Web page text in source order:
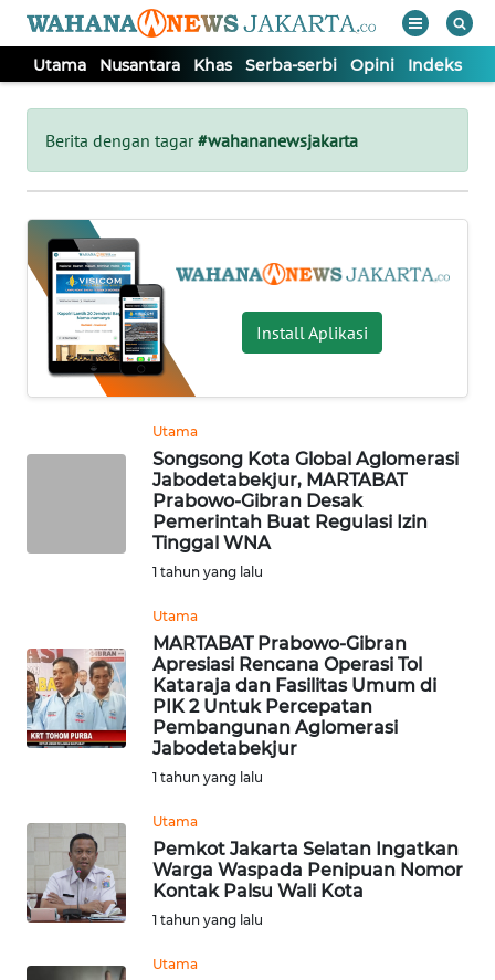
Utama Nusantara Khas Serba-serbi Opini Indeks
Berita dengan tagar#wahananewsjakarta
Install Aplikasi
Utama
Songsong Kota Global Aglomerasi
Jabodetabekjur, MARTABAT
Prabowo-Gibran Desak
Pemerintah Buat Regulasi Izin
Tinggal WNA
1 tahun yang lalu
Utama
MARTABAT Prabowo-Gibran
Apresiasi Rencana Operasi Tol
Kataraja dan Fasilitas Umum di
PIK 2 Untuk Percepatan
Pembangunan Aglomerasi
Jabodetabekjur
1 tahun yang lalu
Utama
Pemkot Jakarta Selatan Ingatkan
Warga Waspada Penipuan Nomor
Kontak Palsu Wali Kota
1 tahun yang lalu
Utama
Tutup
UTAMA
NUSANTARA
KHAS
SERBA-
SERBI
KONTAK
KAMI
INFO
KAMI
PEDOMAN
MEDIA